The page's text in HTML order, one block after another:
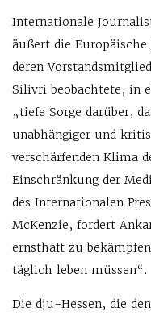
Internationale
äußert die
deren
Silivri beobachtete, in
„tiefe Sorge darüber,
unabhängiger und
verschärfenden Klima
Einschränkung der
des Internationalen
McKenzie, fordert
ernsthaft zu
täglich leben müssen“.
Die dju-Hessen, die